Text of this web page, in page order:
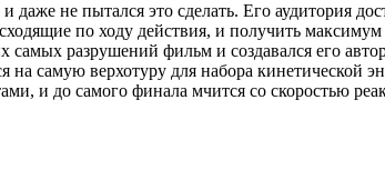
не пытался это сделать. Его аудитория
по ходу действия, и получить максимум
разрушений фильм и создавался его
самую верхотуру для набора кинетической
и до самого финала мчится со скоростью